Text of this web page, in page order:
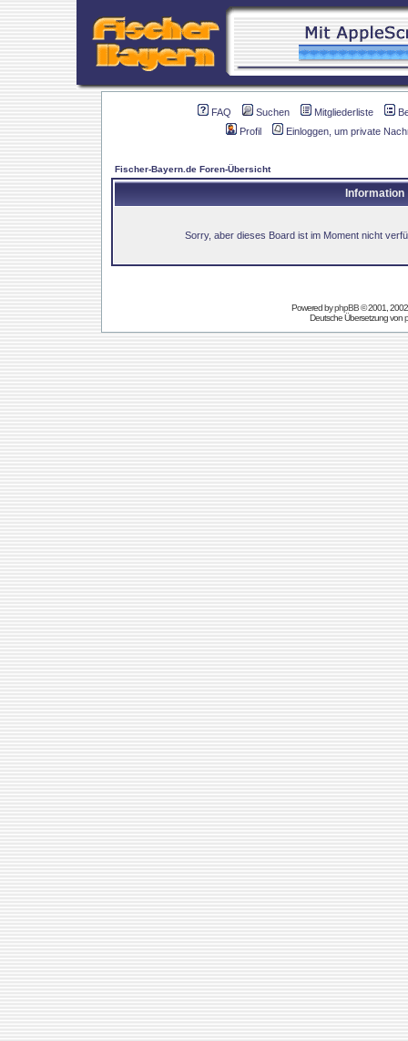
FAQ Suchen Mitgliederliste
Profil
Einloggen, um private
Fischer-Bayern.de Foren-Übersicht
Information
Sorry, aber dieses Board ist im Moment nicht
Powered byphpBB© 2001,
Deutsche Übersetzung von